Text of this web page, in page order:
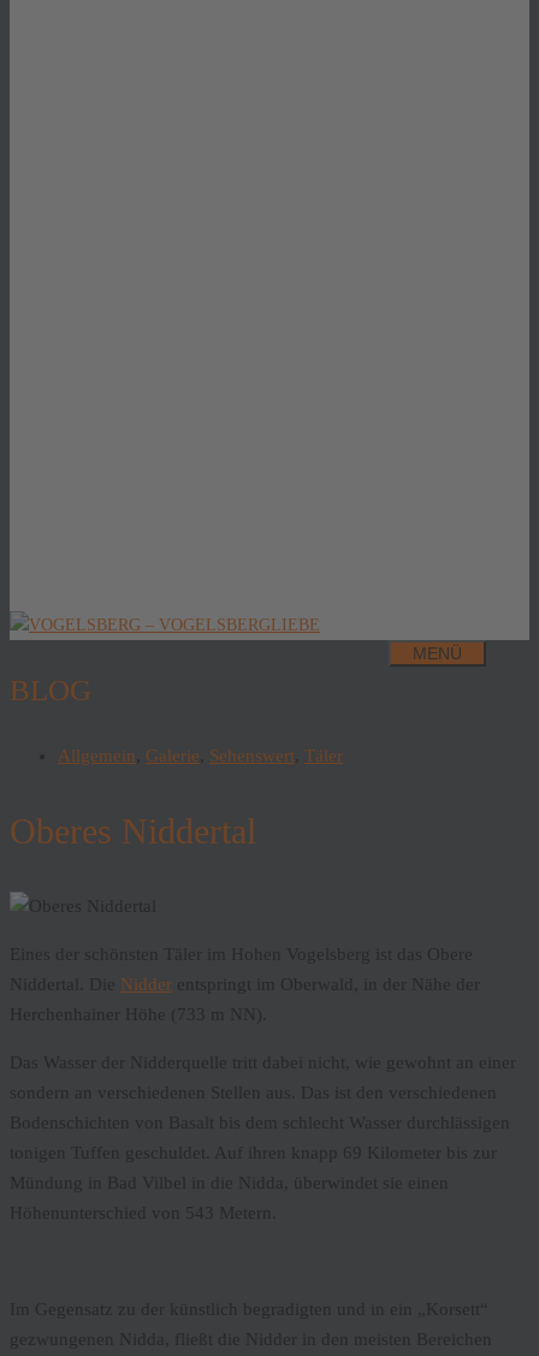
MENÜ
BLOG
Allgemein Galerie Sehenswert Täler
Oberes Niddertal
Eines der schönsten Täler im Hohen Vogelsberg ist das Obere
Niddertal. Die Nidder entspringt im Oberwald, in der Nähe der
Herchenhainer Höhe (733 m NN).
Das Wasser der Nidderquelle tritt dabei nicht, wie gewohnt an einer
sondern an verschiedenen Stellen aus. Das ist den verschiedenen
Bodenschichten von Basalt bis dem schlecht Wasser durchlässigen
tonigen Tuffen geschuldet. Auf ihren knapp 69 Kilometer bis zur
Mündung in Bad Vilbel in die Nidda, überwindet sie einen
Höhenunterschied von 543 Metern.
Im Gegensatz zu der künstlich begradigten und in ein „Korsett“
gezwungenen Nidda, fließt die Nidder in den meisten Bereichen